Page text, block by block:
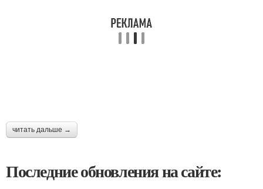
читать дальше →
Последние обновления на сайте: